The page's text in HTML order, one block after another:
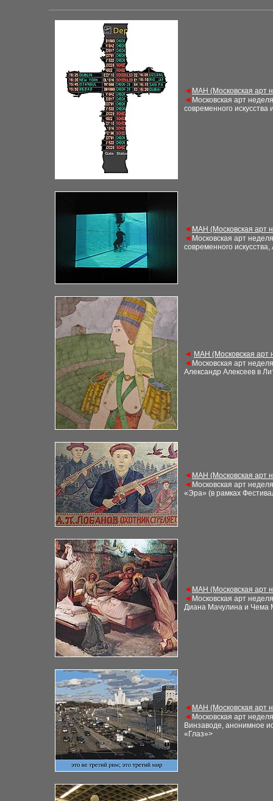
◄ МАН (Московская арт
◄ Московская арт неделя
современного
◄ МАН (Московская арт
◄ Московская арт неделя
современного
◄ МАН (Московская арт
◄ Московская арт неделя
Александр Алексеев в
◄ МАН (Московская арт
◄ Московская арт неделя
«Эра» (в рамках
◄ МАН (Московская арт
◄ Московская арт неделя
Диана Мачулина и
◄ МАН (Московская арт
◄ Московская арт неделя
Винзаводе, анонимное
«Глаз»>